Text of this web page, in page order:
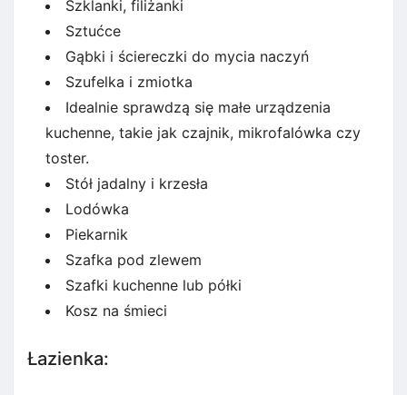
Szklanki, filiżanki
Sztućce
Gąbki i ściereczki do mycia naczyń
Szufelka i zmiotka
Idealnie sprawdzą się małe urządzenia
kuchenne, takie jak czajnik, mikrofalówka czy
toster.
Stół jadalny i krzesła
Lodówka
Piekarnik
Szafka pod zlewem
Szafki kuchenne lub półki
Kosz na śmieci
Łazienka: